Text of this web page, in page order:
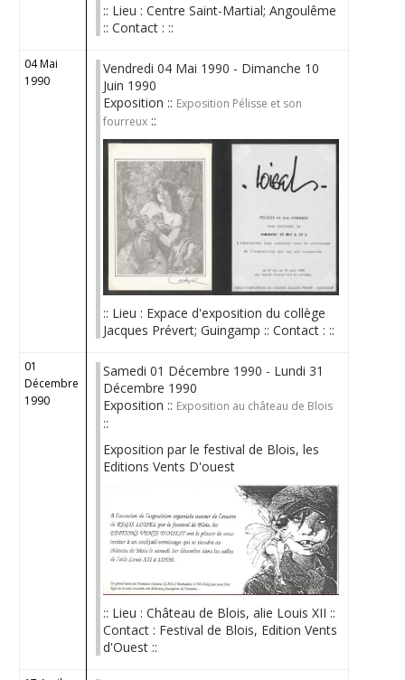
:: Lieu : Centre Saint-Martial; Angoulême
:: Contact : ::
04 Mai
1990
Vendredi 04 Mai 1990 - Dimanche 10
Juin 1990
Exposition :: Exposition Pélisse et son
fourreux ::
:: Lieu : Expace d'exposition du collège
Jacques Prévert; Guingamp :: Contact : ::
01
Décembre
1990
Samedi 01 Décembre 1990 - Lundi 31
Décembre 1990
Exposition :: Exposition au château de Blois
::
Exposition par le festival de Blois, les
Editions Vents D'ouest
:: Lieu : Château de Blois, alie Louis XII ::
Contact : Festival de Blois, Edition Vents
d'Ouest ::